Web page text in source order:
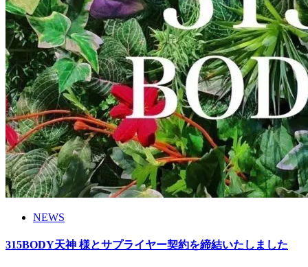
NEWS
315BODY天神 様とサプライヤー契約を締結いたしました